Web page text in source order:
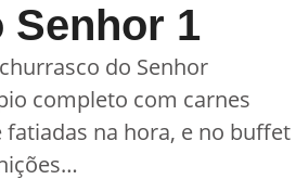
1
do Senhor
completo com carnes
fatiadas na hora, e no buffet